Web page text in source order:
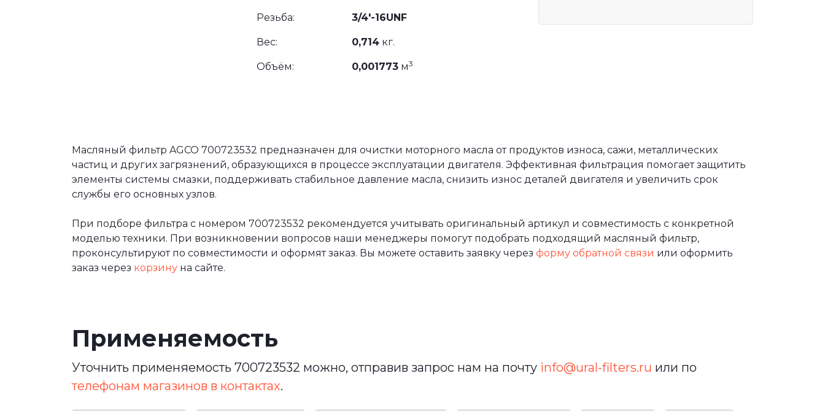
Резьба: 3/4'-16UNF
Вес: 0,714 кг.
Объём: 0,001773 м3
Масляный фильтр AGCO 700723532 предназначен для очистки моторного масла от продуктов износа, сажи, металлических
частиц и других загрязнений, образующихся в процессе эксплуатации двигателя. Эффективная фильтрация помогает защитить
элементы системы смазки, поддерживать стабильное давление масла, снизить износ деталей двигателя и увеличить срок
службы его основных узлов.
При подборе фильтра с номером 700723532 рекомендуется учитывать оригинальный артикул и совместимость с конкретной
моделью техники. При возникновении вопросов наши менеджеры помогут подобрать подходящий масляный фильтр,
проконсультируют по совместимости и оформят заказ. Вы можете оставить заявку через форму обратной связи или оформить
заказ через корзину на сайте.
Применяемость
Уточнить применяемость 700723532 можно, отправив запрос нам на почту info@ural-filters.ru или по
телефонам магазинов в контактах.